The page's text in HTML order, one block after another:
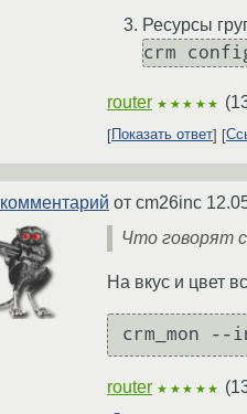
Ресурсы
crm
router ★★★★★ (
Показать ответ
комментарий от cm26inc
Что говорят
На вкус и цвет
crm_mon
router ★★★★★ (